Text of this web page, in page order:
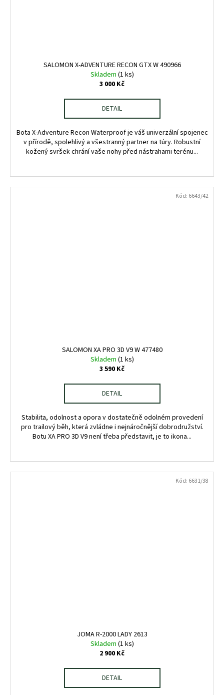
SALOMON X-ADVENTURE RECON GTX W 490966
Skladem (1 ks)
3 000 Kč
DETAIL
Bota X-Adventure Recon Waterproof je váš univerzální spojenec
v přírodě, spolehlivý a všestranný partner na túry. Robustní
kožený svršek chrání vaše nohy před nástrahami terénu...
SALOMON XA PRO 3D V9 W 477480
Skladem (1 ks)
3 590 Kč
DETAIL
Stabilita, odolnost a opora v dostatečně odolném provedení
pro trailový běh, která zvládne i nejnáročnější dobrodružství.
Botu XA PRO 3D V9 není třeba představit, je to ikona...
Kód: 6643/42
JOMA R-2000 LADY 2613
Skladem (1 ks)
2 900 Kč
DETAIL
Kód: 6631/38